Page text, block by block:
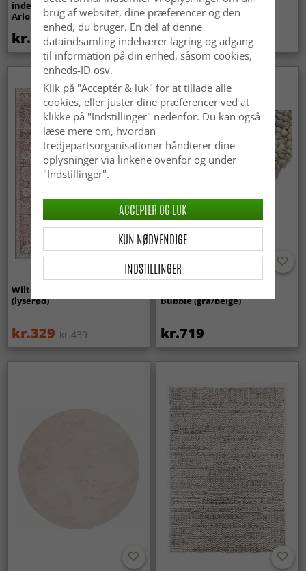
indendørs/udendørs brug -
Arlo (beige)
kr.439
Super Soft Fur (beige)
kr.369
Wilton-tæppe - Gombalia
(lyserød)
kr.329 kr.439
Nyhed
Bubble (grå/beige)
kr.719
brug af websitet, dine præferencer og den
enhed, du bruger. En del af denne
dataindsamling indebærer lagring og adgang
til information på din enhed, såsom cookies,
enheds-ID osv.
Klik på "Acceptér & luk" for at tillade alle
cookies, eller juster dine præferencer ved at
klikke på "Indstillinger" nedenfor. Du kan også
læse mere om, hvordan
tredjepartsorganisationer håndterer dine
oplysninger via linkene ovenfor og under
"Indstillinger".
INDSTILLINGER
KUN NØDVENDIGE
ACCEPTER OG LUK